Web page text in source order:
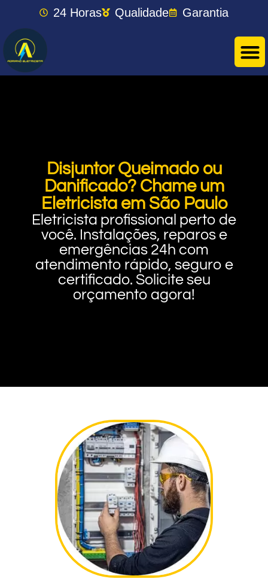
24 Horas Qualidade Garantia
Disjuntor Queimado ou
Danificado? Chame um
Eletricista em São Paulo
Eletricista profissional perto de
você. Instalações, reparos e
emergências 24h com
atendimento rápido, seguro e
certificado. Solicite seu
orçamento agora!